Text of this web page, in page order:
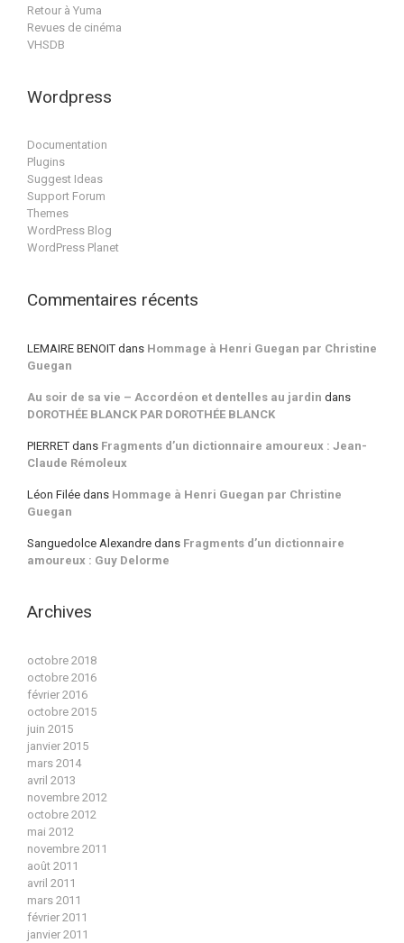
Retour à Yuma
Revues de cinéma
VHSDB
Wordpress
Documentation
Plugins
Suggest Ideas
Support Forum
Themes
WordPress Blog
WordPress Planet
Commentaires récents
LEMAIRE BENOIT dans Hommage à Henri Guegan par Christine
Guegan
Au soir de sa vie – Accordéon et dentelles au jardin dans
DOROTHÉE BLANCK PAR DOROTHÉE BLANCK
PIERRET dans Fragments d’un dictionnaire amoureux : Jean-
Claude Rémoleux
Léon Filée dans Hommage à Henri Guegan par Christine
Guegan
Sanguedolce Alexandre dans Fragments d’un dictionnaire
amoureux : Guy Delorme
Archives
octobre 2018
octobre 2016
février 2016
octobre 2015
juin 2015
janvier 2015
mars 2014
avril 2013
novembre 2012
octobre 2012
mai 2012
novembre 2011
août 2011
avril 2011
mars 2011
février 2011
janvier 2011